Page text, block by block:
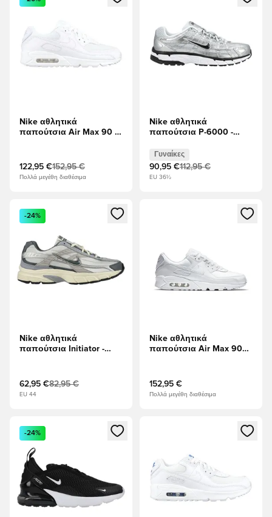
Nike αθλητικά
παπούτσια Air Max 90 -
122,95 €152,95 €
Πολλά μεγέθη διαθέσιμα
Nike αθλητικά
παπούτσια P-6000 -
μαύρο Γυναίκες
Γυναίκες
90,95 €112,95 €
EU 36½
Ανοίγει ένα Modal για να συνδεθείτε ή να εγγραφείτε ως
-24%
Nike αθλητικά
παπούτσια Initiator -
62,95 €82,95 €
EU 44
Ανοίγει ένα Modal για να
Nike αθλητικά
παπούτσια Air Max 90
152,95 €
Πολλά μεγέθη διαθέσιμα
Ανοίγει ένα Modal για να συνδεθείτε ή να εγγραφείτε ως
-24%
Ανοίγει ένα Modal για να